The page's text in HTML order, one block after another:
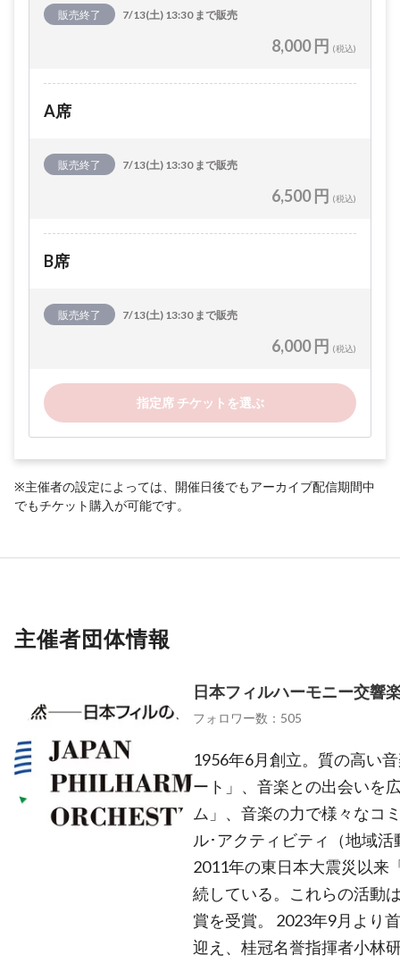
販売終了 7/13(土) 13:30 まで販売
8,000 円 (税込)
A席
販売終了 7/13(土) 13:30 まで販売
6,500 円 (税込)
B席
販売終了 7/13(土) 13:30 まで販売
6,000 円 (税込)
指定席 チケットを選ぶ
※主催者の設定によっては、開催日後でもアーカイブ配信期間中
でもチケット購入が可能です。
主催者団体情報
日本フィルハーモニー交響
フォロワー数：505
1956年6月創立。質の高い
ート」、音楽との出会いを
ム」、音楽の力で様々なコ
ル･アクティビティ（地域
2011年の東日本大震災以来
続している。これらの活動
賞を受賞。 2023年9月より
迎え、桂冠名誉指揮者小林